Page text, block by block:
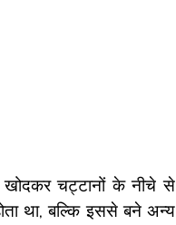
खोदकर चट्टानों के नीचे से
था, बल्कि इससे बने अन्य